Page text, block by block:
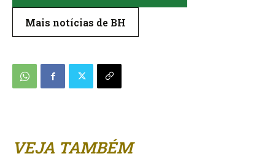
VEJA TAMBÉM
Mais notícias de BH